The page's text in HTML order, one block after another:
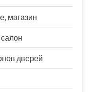
магазин
дверей